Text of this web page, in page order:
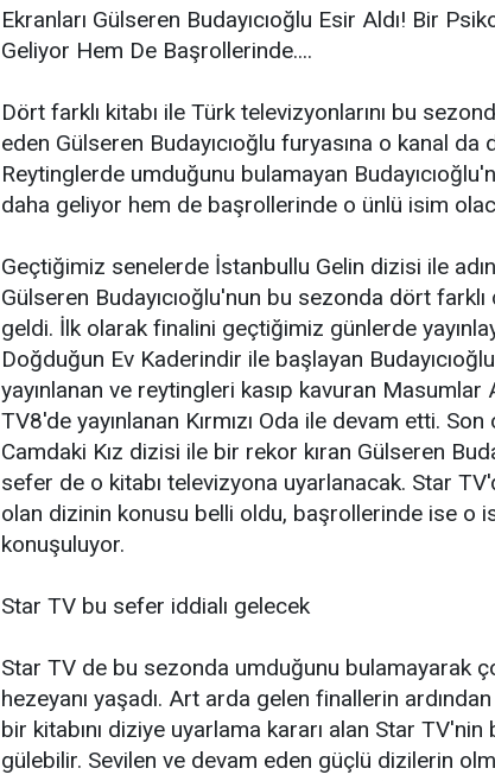
Ekranları Gülseren Budayıcıoğlu Esir Aldı! Bir
Geliyor Hem De Başrollerinde....
Dört farklı kitabı ile Türk televizyonlarını bu
eden Gülseren Budayıcıoğlu furyasına o kanal da
Reytinglerde umduğunu bulamayan
daha geliyor hem de başrollerinde o ünlü isim
Geçtiğimiz senelerde İstanbullu Gelin dizisi ile
Gülseren Budayıcıoğlu'nun bu sezonda dört
geldi. İlk olarak finalini geçtiğimiz günlerde
Doğduğun Ev Kaderindir ile başlayan
yayınlanan ve reytingleri kasıp kavuran Masumlar
TV8'de yayınlanan Kırmızı Oda ile devam etti.
Camdaki Kız dizisi ile bir rekor kıran Gülseren
sefer de o kitabı televizyona uyarlanacak. Star
olan dizinin konusu belli oldu, başrollerinde ise o
konuşuluyor.
Star TV bu sefer iddialı gelecek
Star TV de bu sezonda umduğunu bulamayarak
hezeyanı yaşadı. Art arda gelen finallerin ardından
bir kitabını diziye uyarlama kararı alan Star
gülebilir. Sevilen ve devam eden güçlü dizilerin